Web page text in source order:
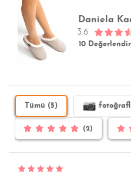
Daniela
3.6
10
Tümü (5)
(2)